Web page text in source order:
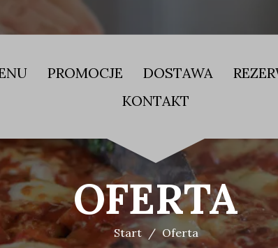
PROMOCJE DOSTAWA
KONTAKT
OFERTA
Start Oferta